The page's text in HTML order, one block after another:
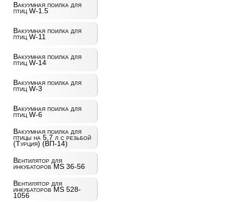
Вакуумная поилка для
птиц W-1.5
Вакуумная поилка для
птиц W-11
Вакуумная поилка для
птиц W-14
Вакуумная поилка для
птиц W-3
Вакуумная поилка для
птиц W-6
Вакуумная поилка для
птицы на 5,7 л с резьбой
(Турция) (ВП-14)
Вентилятор для
инкубаторов MS 36-56
Вентилятор для
инкубаторов MS 528-
1056